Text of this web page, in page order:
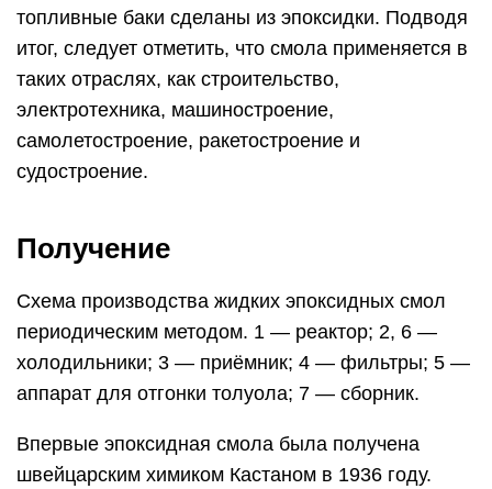
топливные баки сделаны из эпоксидки. Подводя
итог, следует отметить, что смола применяется в
таких отраслях, как строительство,
электротехника, машиностроение,
самолетостроение, ракетостроение и
судостроение.
Получение
Схема производства жидких эпоксидных смол
периодическим методом. 1 — реактор; 2, 6 —
холодильники; 3 — приёмник; 4 — фильтры; 5 —
аппарат для отгонки толуола; 7 — сборник.
Впервые эпоксидная смола была получена
швейцарским химиком Кастаном в 1936 году.